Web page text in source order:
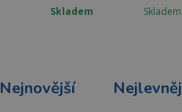
Skladem
Nejnovější